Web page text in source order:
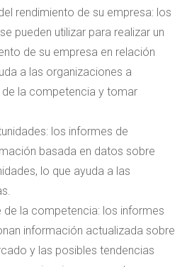
rendimiento de su empresa: los
pueden utilizar para realizar un
de su empresa en relación
a las organizaciones a
la competencia y tomar
los informes de
basada en datos sobre
lo que ayuda a las
de la competencia: los informes
información actualizada sobre
y las posibles tendencias